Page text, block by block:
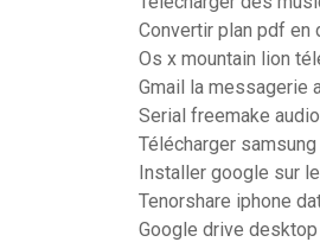
Convertir plan pdf en
Os x mountain lion
Gmail la messagerie
Serial freemake
Télécharger
Installer google sur
Tenorshare iphone
Google drive